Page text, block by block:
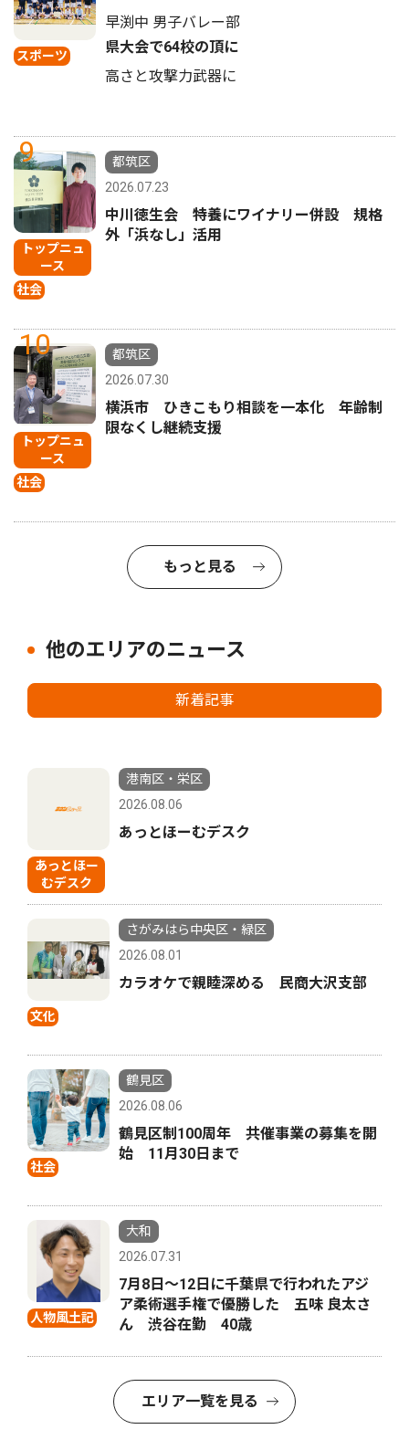
スポーツ
早渕中 男子バレー部
県大会で64校の頂に
高さと攻撃力武器に
9
トップニュ
ース
社会
都筑区
2026.07.23
中川徳生会 特養にワイナリー併設 規格
外「浜なし」活用
10
トップニュ
ース
社会
都筑区
2026.07.30
横浜市 ひきこもり相談を一本化 年齢制
限なくし継続支援
もっと見る
他のエリアのニュース
新着記事
あっとほー
むデスク
港南区・栄区
2026.08.06
あっとほーむデスク
文化
さがみはら中央区・緑区
2026.08.01
カラオケで親睦深める 民商大沢支部
社会
鶴見区
2026.08.06
鶴見区制100周年 共催事業の募集を開
始 11月30日まで
人物風土記
大和
2026.07.31
7月8日〜12日に千葉県で行われたアジ
ア柔術選手権で優勝した 五味 良太さ
ん 渋谷在勤 40歳
エリア一覧を見る